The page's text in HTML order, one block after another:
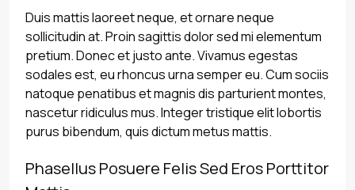
Duis mattis laoreet neque, et ornare neque
sollicitudin at. Proin sagittis dolor sed mi elementum
pretium. Donec et justo ante. Vivamus egestas
sodales est, eu rhoncus urna semper eu. Cum sociis
natoque penatibus et magnis dis parturient montes,
nascetur ridiculus mus. Integer tristique elit lobortis
purus bibendum, quis dictum metus mattis.
Phasellus Posuere Felis Sed Eros Porttitor